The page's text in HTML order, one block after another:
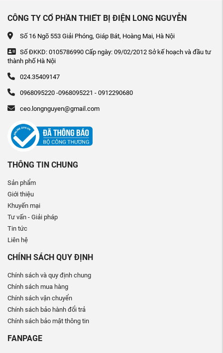
CÔNG TY CỔ PHẦN THIẾT BỊ ĐIỆN LONG NGUYỄN
Số 16 Ngõ 553 Giải Phóng, Giáp Bát, Hoàng Mai, Hà Nội
Số ĐKKD: 0105786990 Cấp ngày: 09/02/2012 Sở kế hoạch và đầu tư
thành phố Hà Nội
024.35409147
0968095220 -0968095221 - 0912290680
ceo.longnguyen@gmail.com
THÔNG TIN CHUNG
Sản phẩm
Giới thiệu
Khuyến mại
Tư vấn - Giải pháp
Tin tức
Liên hệ
CHÍNH SÁCH QUY ĐỊNH
Chính sách và quy định chung
Chính sách mua hàng
Chính sách vận chuyển
Chính sách bảo hành đổi trả
Chính sách bảo mật thông tin
FANPAGE